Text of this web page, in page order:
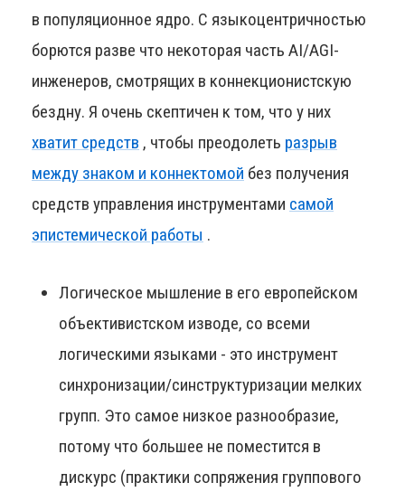
в популяционное ядро. С языкоцентричностью
борются разве что некоторая часть AI/AGI-
инженеров, смотрящих в коннекционистскую
бездну. Я очень скептичен к том, что у них
хватит средств , чтобы преодолеть разрыв
между знаком и коннектомой без получения
средств управления инструментами самой
эпистемической работы .
Логическое мышление в его европейском
объективистском изводе, со всеми
логическими языками - это инструмент
синхронизации/синструктуризации мелких
групп. Это самое низкое разнообразие,
потому что большее не поместится в
дискурс (практики сопряжения группового